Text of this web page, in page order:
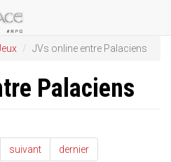
JVs online entre Palaciens
Palaciens
suivant dernier